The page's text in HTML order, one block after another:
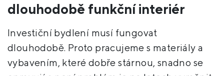
dlouhodobě funkční interiér
Investiční bydlení musí fungovat
dlouhodobě. Proto pracujeme s materiály a
vybavením, které dobře stárnou, snadno se